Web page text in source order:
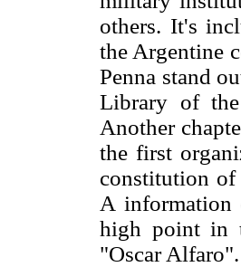
others. It's
the Argentine
Penna stand
Library of the
Another
the first
constitution
A information
high point in
"Oscar Alfaro".